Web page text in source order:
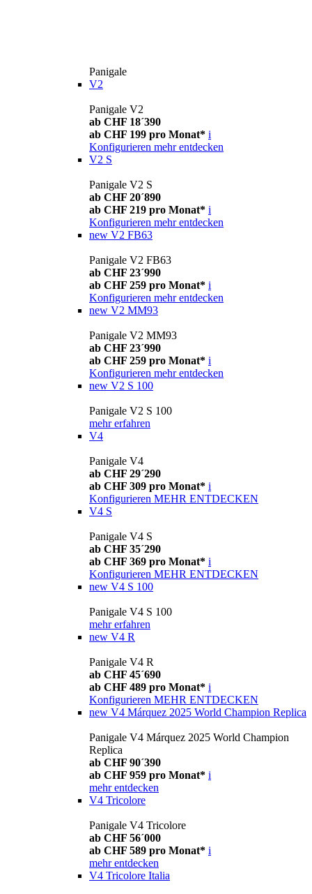
Panigale
V2
Panigale V2
ab CHF 18´390
ab CHF 199 pro Monat* i
Konfigurieren mehr entdecken
V2 S
Panigale V2 S
ab CHF 20´890
ab CHF 219 pro Monat* i
Konfigurieren mehr entdecken
new V2 FB63
Panigale V2 FB63
ab CHF 23´990
ab CHF 259 pro Monat* i
Konfigurieren mehr entdecken
new V2 MM93
Panigale V2 MM93
ab CHF 23´990
ab CHF 259 pro Monat* i
Konfigurieren mehr entdecken
new V2 S 100
Panigale V2 S 100
mehr erfahren
V4
Panigale V4
ab CHF 29´290
ab CHF 309 pro Monat* i
Konfigurieren MEHR ENTDECKEN
V4 S
Panigale V4 S
ab CHF 35´290
ab CHF 369 pro Monat* i
Konfigurieren MEHR ENTDECKEN
new V4 S 100
Panigale V4 S 100
mehr erfahren
new V4 R
Panigale V4 R
ab CHF 45´690
ab CHF 489 pro Monat* i
Konfigurieren MEHR ENTDECKEN
new V4 Márquez 2025 World Champion Replica
Panigale V4 Márquez 2025 World Champion
Replica
ab CHF 90´390
ab CHF 959 pro Monat* i
mehr entdecken
V4 Tricolore
Panigale V4 Tricolore
ab CHF 56´000
ab CHF 589 pro Monat* i
mehr entdecken
V4 Tricolore Italia